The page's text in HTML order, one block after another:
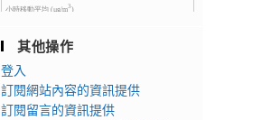
其他操作
登入
訂閱網站內容的資訊提供
訂閱留言的資訊提供